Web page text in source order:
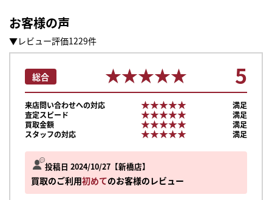
お客様の声
▼レビュー評価1229件
投稿日 2024/10/27 新橋店
買取のご利用初めてのお客様のレビュー
総合 ★★★★★
★★★★★ 5
来店問い合わせへの対応 ★★★★★
★★★★★
満足
査定スピード
★★★★★
★★★★★
満足
買取金額
★★★★★
★★★★★
満足
スタッフの対応
★★★★★
★★★★★ 満足